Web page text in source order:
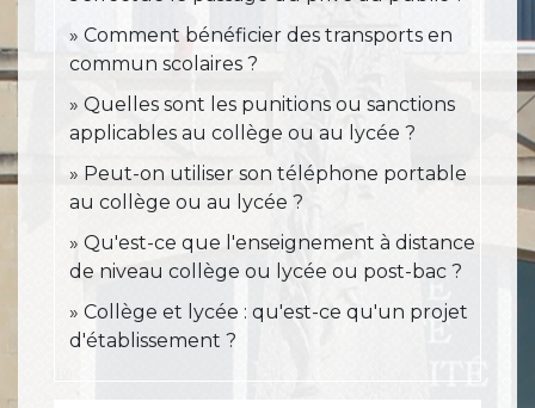
Comment bénéficier des transports en
commun scolaires ?
Quelles sont les punitions ou sanctions
applicables au collège ou au lycée ?
Peut-on utiliser son téléphone portable
au collège ou au lycée ?
Qu'est-ce que l'enseignement à distance
de niveau collège ou lycée ou post-bac ?
Collège et lycée : qu'est-ce qu'un projet
d'établissement ?